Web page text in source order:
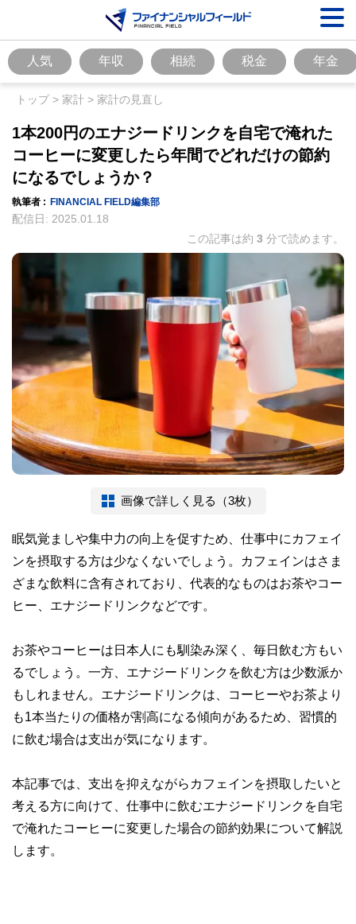
人気 年収 相続 税金 年金
トップ> 家計 > 家計の見直し
1本200円のエナジードリンクを自宅で淹れた
コーヒーに変更したら年間でどれだけの節約
になるでしょうか？
執筆者 : FINANCIAL FIELD編集部
配信日: 2025.01.18
この記事は約 3 分で読めます。
画像で詳しく見る（3枚）
眠気覚ましや集中力の向上を促すため、仕事中にカフェイ
ンを摂取する方は少なくないでしょう。カフェインはさま
ざまな飲料に含有されており、代表的なものはお茶やコー
ヒー、エナジードリンクなどです。
お茶やコーヒーは日本人にも馴染み深く、毎日飲む方もい
るでしょう。一方、エナジードリンクを飲む方は少数派か
もしれません。エナジードリンクは、コーヒーやお茶より
も1本当たりの価格が割高になる傾向があるため、習慣的
に飲む場合は支出が気になります。
本記事では、支出を抑えながらカフェインを摂取したいと
考える方に向けて、仕事中に飲むエナジードリンクを自宅
で淹れたコーヒーに変更した場合の節約効果について解説
します。